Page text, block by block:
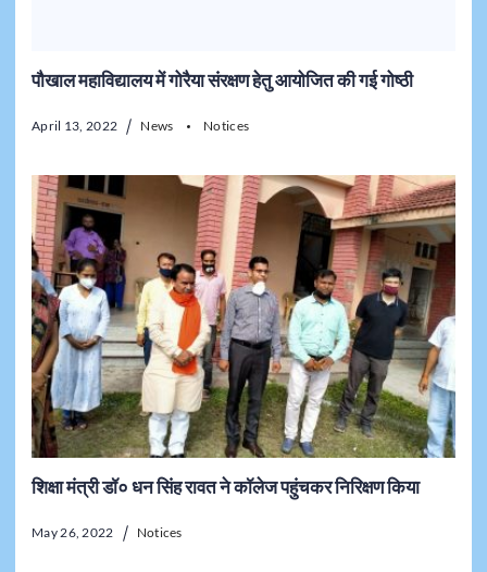
पौखाल महाविद्यालय में गोरैया संरक्षण हेतु आयोजित की गई गोष्ठी
April 13, 2022 News Notices
शिक्षा मंत्री डॉ० धन सिंह रावत ने कॉलेज पहुंचकर निरिक्षण किया
May 26, 2022 Notices